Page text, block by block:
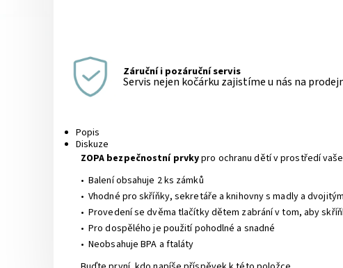
Záruční i pozáruční servis
Servis nejen kočárku zajistíme u nás na
Popis
Diskuze
ZOPA bezpečnostní prvkypro ochranu dětí v prostředí
• Balení obsahuje 2 ks zámků
• Vhodné pro skříňky, sekretáře a knihovny s madly a
• Provedení se dvěma tlačítky dětem zabrání v tom, aby
• Pro dospělého je použití pohodlné a snadné
• Neobsahuje BPA a ftaláty